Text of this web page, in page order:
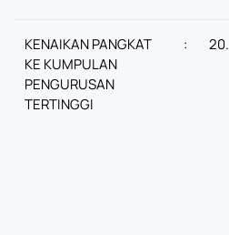
KENAIKAN PANGKAT
KE KUMPULAN
PENGURUSAN
TERTINGGI
: 20.